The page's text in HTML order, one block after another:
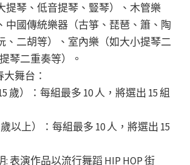
提琴、低音提琴、豎琴）、木管樂
中國傳統樂器（古箏、琵琶、簫、陶
、二胡等）、室內樂（如大小提琴二
琴二重奏等）。
舞台：
歲）：每組最多 10 人，將選出 15 組
以上）：每組最多 10 人，將選出 15
: 表演作品以流行舞蹈 HIP HOP 街